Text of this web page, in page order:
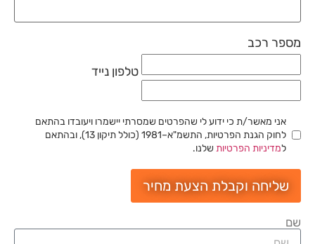
מספר רכב
טלפון נייד
אני מאשר/ת כי ידוע לי שהפרטים שמסרתי יישמרו ויעובדו בהתאם
לחוק הגנת הפרטיות, התשמ"א–1981 (כולל תיקון 13), ובהתאם
למדיניות הפרטיות שלנו.
שליחה וקבלת הצעת מחיר
שם